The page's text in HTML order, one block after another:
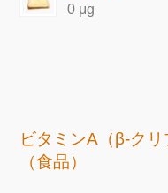
0 μg
ビタミンA（β-ク
（食品）